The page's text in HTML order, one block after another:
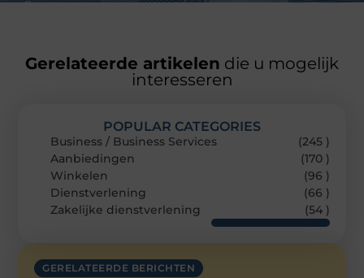
Gerelateerde artikelen die u mogelijk
interesseren
GERELATEERDE BERICHTEN
POPULAR CATEGORIES
Business / Business Services
(245 )
Aanbiedingen
(170 )
Winkelen
(96 )
Dienstverlening
(66 )
Zakelijke dienstverlening
(54 )